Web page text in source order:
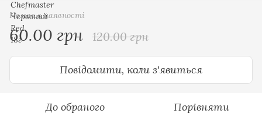
Немає в наявності
60.00 грн 120.00 грн
Повідомити, коли з'явиться
До обраного Порівняти